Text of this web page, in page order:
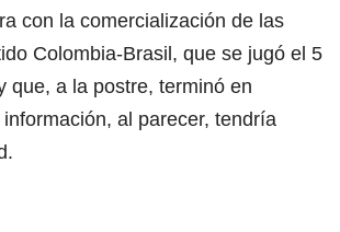
con la comercialización de las
Colombia-Brasil, que se jugó el 5
que, a la postre, terminó en
al parecer, tendría